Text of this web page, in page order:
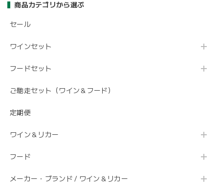
商品カテゴリから選ぶ
セール
ワインセット
フードセット
ご馳走セット（ワイン＆フード）
定期便
ワイン＆リカー
フード
メーカー・ブランド / ワイン＆リカー